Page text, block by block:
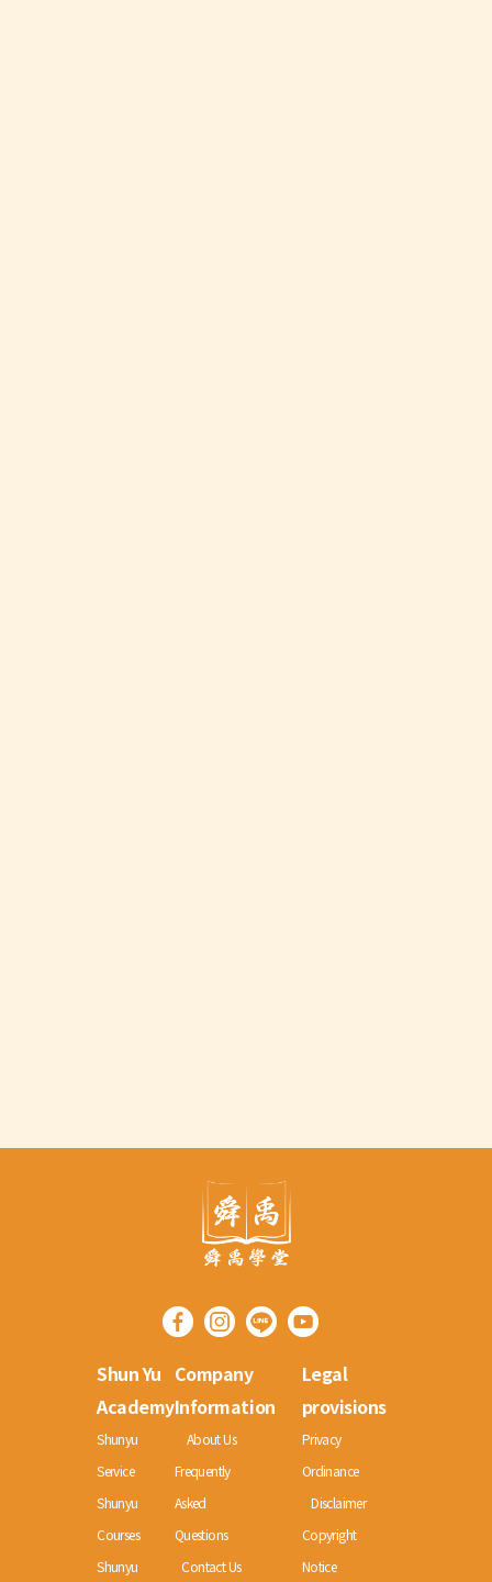
Shun Yu
Academy
Shunyu
Service
Shunyu
Courses
Shunyu
Company
Information
About Us
Frequently
Asked
Questions
Contact Us
Legal
provisions
Privacy
Ordinance
Disclaimer
Copyright
Notice